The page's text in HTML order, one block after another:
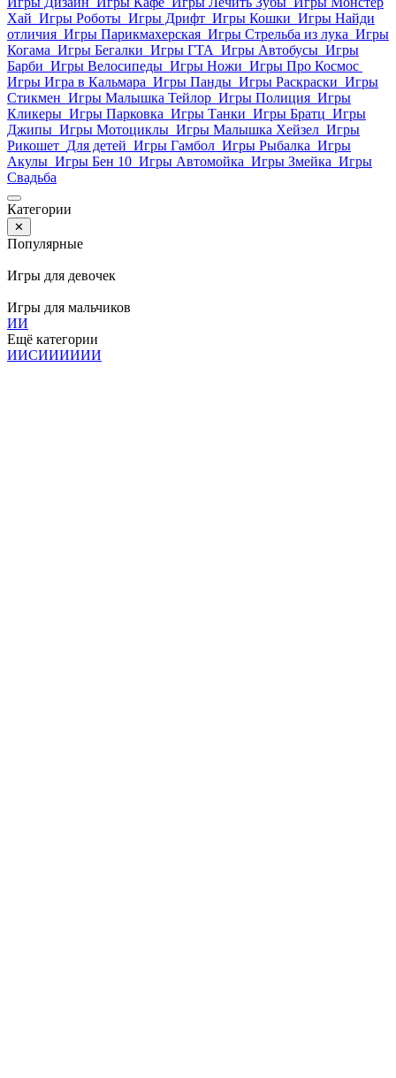
Хай Игры Роботы Игры Дрифт Игры Кошки Игры Найди
отличия Игры Парикмахерская Игры Стрельба из лука Игры
Когама Игры Бегалки Игры ГТА Игры Автобусы Игры
Барби Игры Велосипеды Игры Ножи Игры Про Космос
Игры Игра в Кальмара Игры Панды Игры Раскраски Игры
Стикмен Игры Малышка Тейлор Игры Полиция Игры
Кликеры Игры Парковка Игры Танки Игры Братц Игры
Джипы Игры Мотоциклы Игры Малышка Хейзел Игры
Рикошет Для детей Игры Гамбол Игры Рыбалка Игры
Акулы Игры Бен 10 Игры Автомойка Игры Змейка Игры
Свадьба
Категории
✕
Популярные
Игры для девочек
Игры для мальчиков
ИИ
Ещё категории
ИИСИИИИИИ